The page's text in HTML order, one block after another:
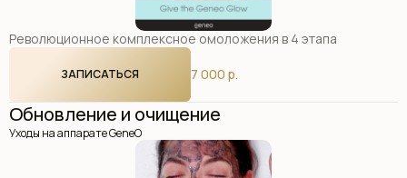
Революционное комплексное омоложения в 4 этапа
7 000 р.
ЗАПИСАТЬСЯ
Обновление и очищение
Уходы на аппарате GeneO